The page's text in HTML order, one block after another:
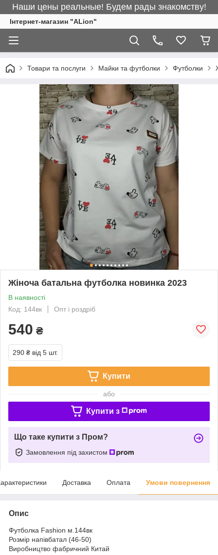
Наши цены реальные! Будем рады знакомству!
Інтернет-магазин "ALіon"
Товари та послуги Майки та футболки Футболки
Жіноча батальна футболка новинка 2023
В наявності
Код: 144вк
Опт і роздріб
540 ₴
290 ₴ від 5 шт.
Купити
або
Купити з
Що таке купити з Пром?
Замовлення під захистом
Доставка Оплата Умови повернення
Опис
Футболка Fashion м.144вк
Розмір напівбатал (46-50)
Виробництво фабричний Китай